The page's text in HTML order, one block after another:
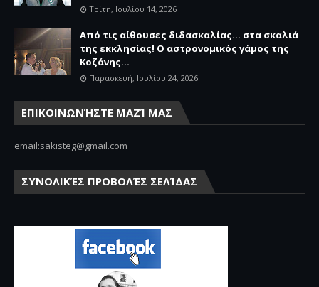
Τρίτη, Ιουλίου 14, 2026
Από τις αίθουσες διδασκαλίας… στα σκαλιά
της εκκλησίας! Ο αστρονομικός γάμος της
Κοζάνης...
Παρασκευή, Ιουλίου 24, 2026
ΕΠΙΚΟΙΝΩΝΉΣΤΕ ΜΑΖΊ ΜΑΣ
email:sakisteg@gmail.com
ΣΥΝΟΛΙΚΈΣ ΠΡΟΒΟΛΈΣ ΣΕΛΊΔΑΣ